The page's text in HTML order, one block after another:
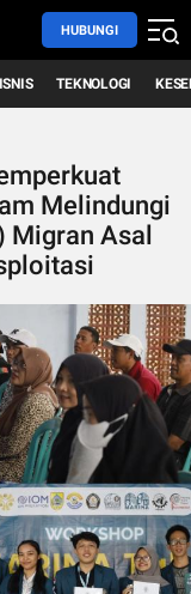
HUBUNGI
TEKNOLOGI
Melindungi
Migran Asal